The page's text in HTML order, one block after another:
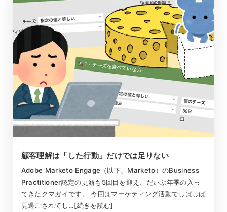
顧客理解は「した行動」だけでは足りない
Adobe Marketo Engage（以下、Marketo）のBusiness
Practitioner認定の更新も5回目を迎え、だいぶ年季の入っ
てきたクマガイです。 今回はマーケティング活動でしばしば
見過ごされてし…[続きを読む]